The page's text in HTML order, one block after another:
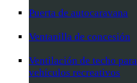
Puerta de autocaravana
Ventanilla de concesión
Ventilación de techo para
vehículos recreativos